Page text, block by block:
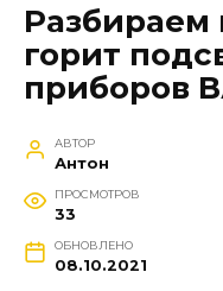
Разбираем
горит
приборов
АВТОР
Антон
ПРОСМОТРОВ
33
ОБНОВЛЕНО
08.10.2021